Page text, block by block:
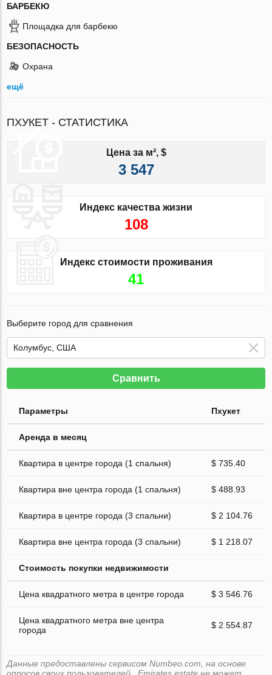
БАРБЕКЮ
Площадка для барбекю
БЕЗОПАСНОСТЬ
Охрана
ещё
ПХУКЕТ - СТАТИСТИКА
Цена за м², $
3 547
Индекс качества жизни
108
Индекс стоимости проживания
41
Выберите город для сравнения
Сравнить
Параметры Пхукет
Аренда в месяц
Квартира в центре города (1 спальня) $ 735.40
Квартира вне центра города (1 спальня) $ 488.93
Квартира в центре города (3 спальни) $ 2 104.76
Квартира вне центра города (3 спальни) $ 1 218.07
Стоимость покупки недвижимости
Цена квадратного метра в центре города $ 3 546.76
Цена квадратного метра вне центра
города
$ 2 554.87
Данные предоставлены сервисом Numbeo.com, на основе
опросов своих пользователей . Emirates.estate не может